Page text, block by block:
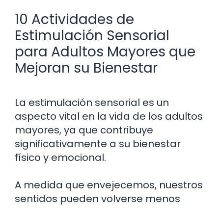
10 Actividades de
Estimulación Sensorial
para Adultos Mayores que
Mejoran su Bienestar
La estimulación sensorial es un
aspecto vital en la vida de los adultos
mayores, ya que contribuye
significativamente a su bienestar
físico y emocional.
A medida que envejecemos, nuestros
sentidos pueden volverse menos